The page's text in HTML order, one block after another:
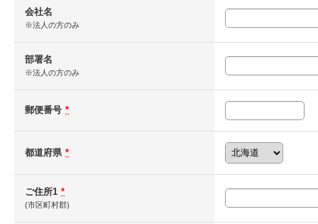
会社名
※法人の方のみ
部署名
※法人の方のみ
郵便番号 *
都道府県 *
ご住所1 *
(市区町村郡)